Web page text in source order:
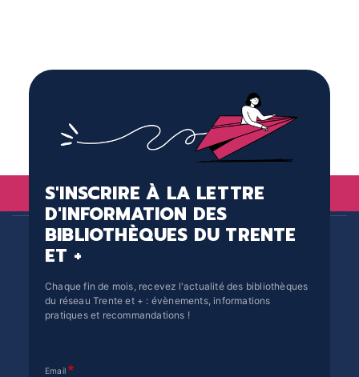
S'INSCRIRE À LA LETTRE
D'INFORMATION DES
BIBLIOTHÈQUES DU TRENTE
ET +
Chaque fin de mois, recevez l'actualité des bibliothèques
du réseau Trente et + : évènements, informations
pratiques et recommandations !
Email